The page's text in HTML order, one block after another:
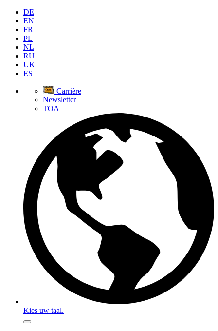
DE
EN
FR
PL
NL
RU
UK
ES
Carrière
Newsletter
TOA
Kies uw taal.